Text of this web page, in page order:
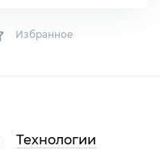
Избранное
Технологии